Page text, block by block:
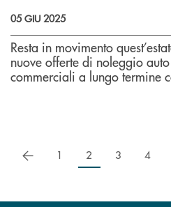
05 GIU 2025
Resta in movimento
nuove offerte di noleggio
commerciali a lungo termine
precedente
1 2 3 4